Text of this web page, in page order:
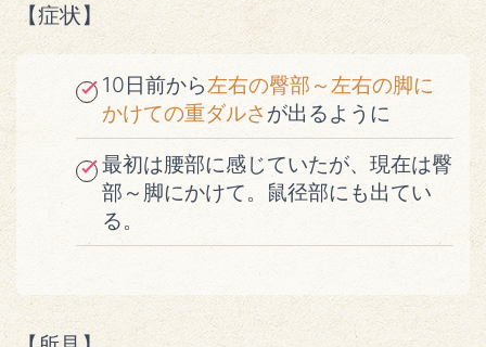
【症状】
10日前から左右の臀部～左右の脚に
かけての重ダルさ が出るように
最初は腰部に感じていたが、現在は臀
部～脚にかけて。鼠径部にも出てい
る。